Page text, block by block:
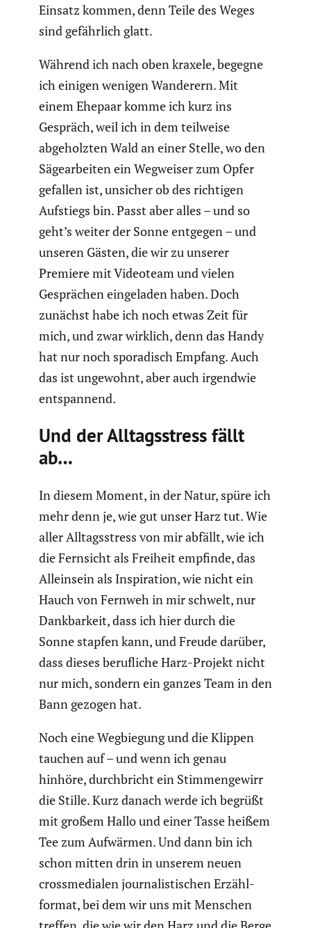
Einsatz kommen, denn Teile des Weges
sind gefähr­lich glatt.
Während ich nach oben kraxele, begegne
ich einigen wenigen Wanderern. Mit
einem Ehepaar komme ich kurz ins
Gespräch, weil ich in dem teilweise
abgeholzten Wald an einer Stelle, wo den
Sägear­beiten ein Wegweiser zum Opfer
gefallen ist, unsicher ob des richtigen
Aufstiegs bin. Passt aber alles – und so
geht’s weiter der Sonne entgegen – und
unseren Gästen, die wir zu unserer
Premiere mit Videoteam und vielen
Gesprä­chen einge­laden haben. Doch
zunächst habe ich noch etwas Zeit für
mich, und zwar wirklich, denn das Handy
hat nur noch spora­disch Empfang. Auch
das ist ungewohnt, aber auch irgendwie
entspan­nend.
Und der Alltags­stress fällt
ab…
In diesem Moment, in der Natur, spüre ich
mehr denn je, wie gut unser Harz tut. Wie
aller Alltags­stress von mir abfällt, wie ich
die Fernsicht als Freiheit empfinde, das
Allein­sein als Inspi­ra­tion, wie nicht ein
Hauch von Fernweh in mir schwelt, nur
Dankbar­keit, dass ich hier durch die
Sonne stapfen kann, und Freude darüber,
dass dieses beruf­liche Harz-Projekt nicht
nur mich, sondern ein ganzes Team in den
Bann gezogen hat.
Noch eine Wegbie­gung und die Klippen
tauchen auf – und wenn ich genau
hinhöre, durch­bricht ein Stimmen­ge­wirr
die Stille. Kurz danach werde ich begrüßt
mit großem Hallo und einer Tasse heißem
Tee zum Aufwärmen. Und dann bin ich
schon mitten drin in unserem neuen
cross­me­dialen journa­lis­ti­schen Erzähl­
format, bei dem wir uns mit Menschen